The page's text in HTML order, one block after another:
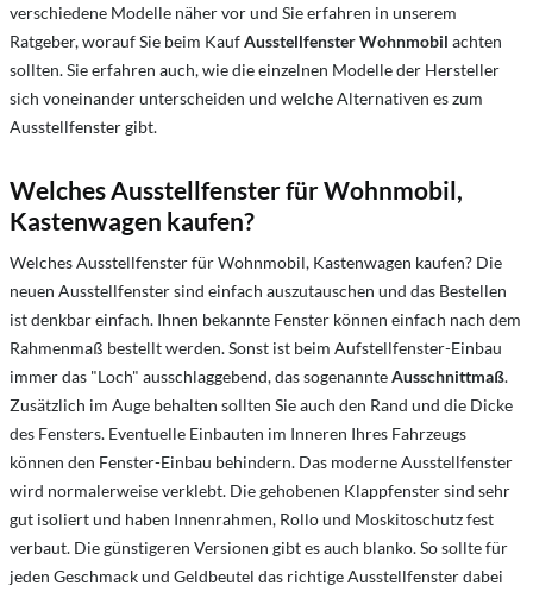
verschiedene Modelle näher vor und Sie erfahren in unserem
Ratgeber, worauf Sie beim KaufAusstellfenster Wohnmobil achten
sollten. Sie erfahren auch, wie die einzelnen Modelle der Hersteller
sich voneinander unterscheiden und welche Alternativen es zum
Ausstellfenster gibt.
Welches Ausstellfenster für Wohnmobil,
Kastenwagen kaufen?
Welches Ausstellfenster für Wohnmobil, Kastenwagen kaufen? Die
neuen Ausstellfenster sind einfach auszutauschen und das Bestellen
ist denkbar einfach. Ihnen bekannte Fenster können einfach nach dem
Rahmenmaß bestellt werden. Sonst ist beim Aufstellfenster-Einbau
immer das "Loch" ausschlaggebend, das sogenannteAusschnittmaß.
Zusätzlich im Auge behalten sollten Sie auch den Rand und die Dicke
des Fensters. Eventuelle Einbauten im Inneren Ihres Fahrzeugs
können den Fenster-Einbau behindern. Das moderne Ausstellfenster
wird normalerweise verklebt. Die gehobenen Klappfenster sind sehr
gut isoliert und haben Innenrahmen, Rollo und Moskitoschutz fest
verbaut. Die günstigeren Versionen gibt es auch blanko. So sollte für
jeden Geschmack und Geldbeutel das richtige Ausstellfenster dabei